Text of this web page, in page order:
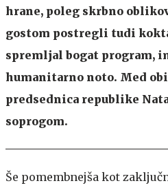
hrane, poleg skrbno
gostom postregli tudi
spremljal bogat program,
humanitarno noto. Med
predsednica republike
soprogom.
Še pomembnejša kot